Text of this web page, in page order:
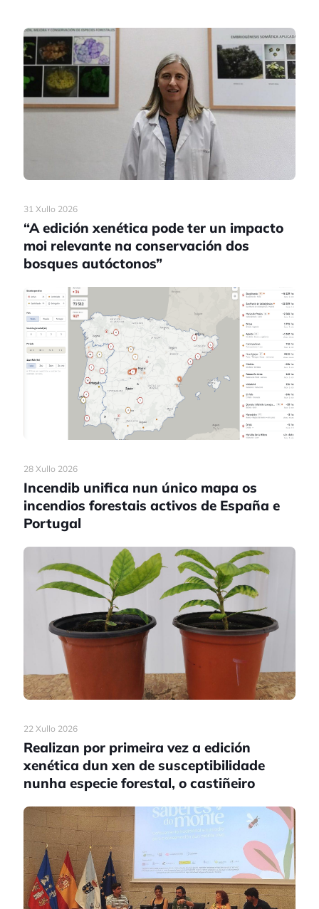
31 Xullo 2026
“A edición xenética pode ter un impacto
moi relevante na conservación dos
bosques autóctonos”
28 Xullo 2026
Incendib unifica nun único mapa os
incendios forestais activos de España e
Portugal
22 Xullo 2026
Realizan por primeira vez a edición
xenética dun xen de susceptibilidade
nunha especie forestal, o castiñeiro